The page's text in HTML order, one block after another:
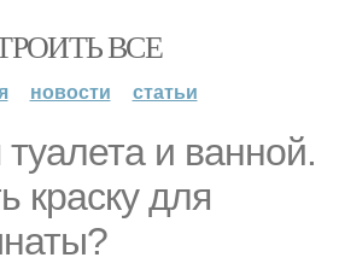
ВСЕ
новости статьи
и ванной.
краску для